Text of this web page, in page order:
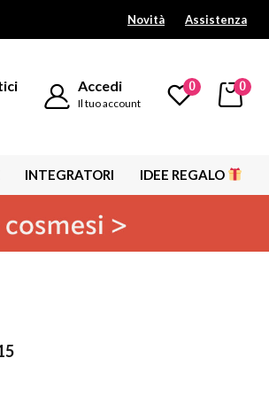
Novità Assistenza
Accedi
Il tuo account
0 0
INTEGRATORI IDEE REGALO